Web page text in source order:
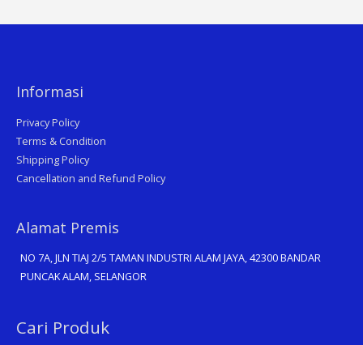
Informasi
Privacy Policy
Terms & Condition
Shipping Policy
Cancellation and Refund Policy
Alamat Premis
NO 7A, JLN TIAJ 2/5 TAMAN INDUSTRI ALAM JAYA, 42300 BANDAR
PUNCAK ALAM, SELANGOR
Cari Produk
Search